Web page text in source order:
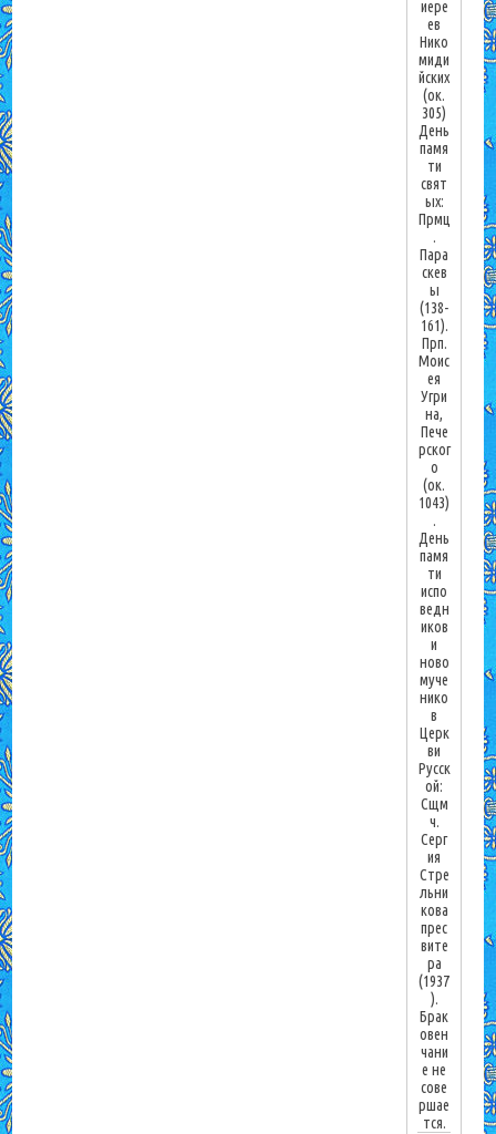
иере
ев
Нико
миди
йских
(ок.
305)
День
памя
ти
свят
ых:
Прмц
.
Пара
скев
ы
(138-
161).
Прп.
Моис
ея
Угри
на,
Пече
рског
о
(ок.
1043)
.
День
памя
ти
испо
ведн
иков
и
ново
муче
нико
в
Церк
ви
Русск
ой:
Сщм
ч.
Серг
ия
Стре
льни
кова
прес
вите
ра
(1937
).
Брак
овен
чани
е не
сове
ршае
тся.